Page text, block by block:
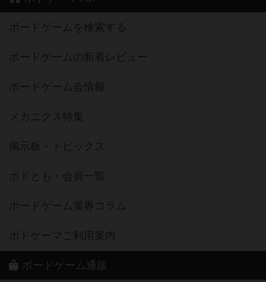
ボードゲームを検索する
ボードゲームの新着レビュー
ボードゲーム会情報
メカニクス特集
掲示板・トピックス
ボドとも・会員一覧
ボードゲーム業界コラム
ボドゲーマご利用案内
ボードゲーム通販